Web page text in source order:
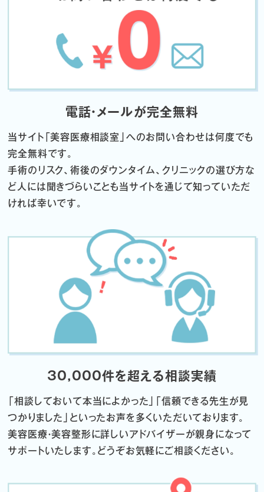
電話・メールが完全無料
当サイト「美容医療相談室」へのお問い合わせは何度でも
完全無料です。
手術のリスク、術後のダウンタイム、クリニックの選び方な
ど 人には聞きづらいことも当サイトを通じて知っていただ
ければ幸いです。
30,000件を超える相談実績
「相談しておいて本当によかった」「信頼できる先生が見
つかりました」 といったお声を多くいただいております。
美容医療・美容整形に詳しいアドバイザーが親身になって
サポートいたします。 どうぞお気軽にご相談ください。